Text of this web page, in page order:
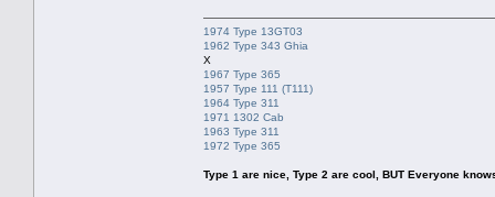
1974 Type 13GT03
1962 Type 343 Ghia
X
1967 Type 365
1957 Type 111 (T111)
1964 Type 311
1971 1302 Cab
1963 Type 311
1972 Type 365
Type 1 are nice, Type 2 are cool, BUT Everyone